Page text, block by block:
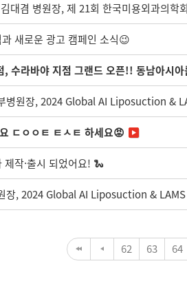
대겸 병원장, 제 21회 한국미용외과의학
새로운 광고 캠페인 소식😉
수라바야 지점 그랜드 오픈!! 동남아시
병원장, 2024 Global AI Liposuction &
ㄷㅇㅇㅌ ㅌㅅㅌ 하세요😡
작·출시 되었어요! 🐍
장, 2024 Global AI Liposuction &
62 63 64